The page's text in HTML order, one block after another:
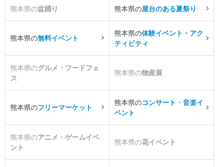
熊本県の盆踊り 熊本県の屋台のある夏祭り
熊本県の無料イベント
熊本県の体験イベント・アク
ティビティ
熊本県のグルメ・フードフェ
ス
熊本県の物産展
熊本県のフリーマーケット
熊本県のコンサート・音楽イ
ベント
熊本県のアニメ・ゲームイベ
ント
熊本県の花イベント